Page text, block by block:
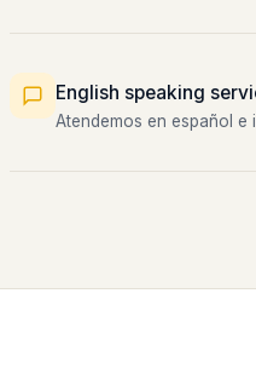
English speaking
Atendemos en español e